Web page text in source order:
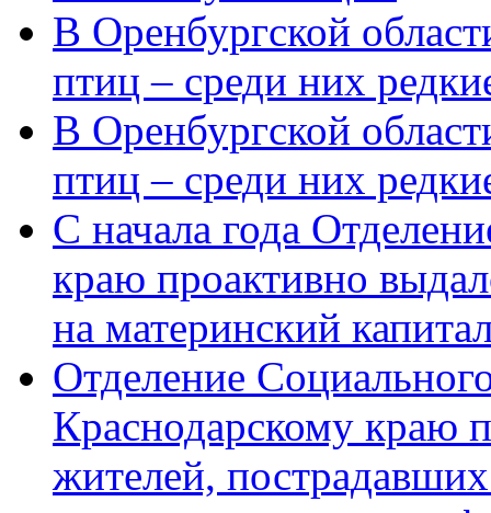
В Оренбургской
птиц – среди них
В Оренбургской
птиц – среди них
С начала года
краю проактивно
на материнский
Отделение
Краснодарскому краю
жителей,